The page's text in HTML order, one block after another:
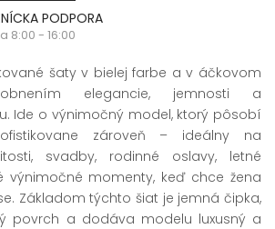
PODPORA
8:00 - 16:00
šaty v bielej farbe a v áčkovom
elegancie, jemnosti a
Ide o výnimočný model, ktorý pôsobí
zároveň – ideálny na
svadby, rodinné oslavy, letné
výnimočné momenty, keď chce žena
Základom týchto šiat je jemná čipka,
povrch a dodáva modelu luxusný a